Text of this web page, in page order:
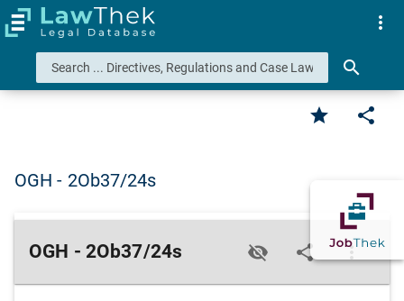
search
more_vert
star share
OGH - 2Ob37/24s
OGH - 2Ob37/24s visibility_off share more_vert